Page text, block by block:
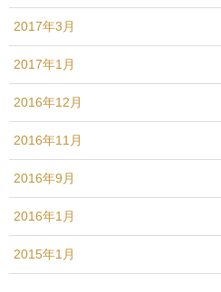
2017年3月
2017年1月
2016年12月
2016年11月
2016年9月
2016年1月
2015年1月